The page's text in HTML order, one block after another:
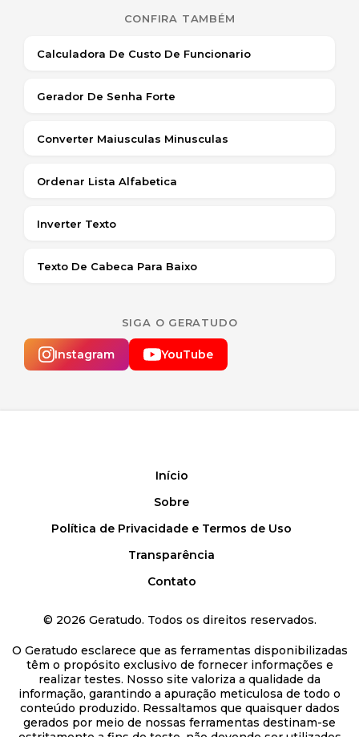
CONFIRA TAMBÉM
Calculadora De Custo De Funcionario
Gerador De Senha Forte
Converter Maiusculas Minusculas
Ordenar Lista Alfabetica
Inverter Texto
Texto De Cabeca Para Baixo
SIGA O GERATUDO
Instagram YouTube
Início
Sobre
Política de Privacidade e Termos de Uso
Transparência
Contato
© 2026 Geratudo. Todos os direitos reservados.
O Geratudo esclarece que as ferramentas disponibilizadas
têm o propósito exclusivo de fornecer informações e
realizar testes. Nosso site valoriza a qualidade da
informação, garantindo a apuração meticulosa de todo o
conteúdo produzido. Ressaltamos que quaisquer dados
gerados por meio de nossas ferramentas destinam-se